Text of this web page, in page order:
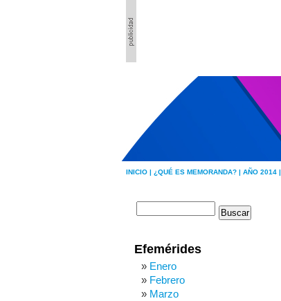
INICIO | ¿QUÉ ES MEMORANDA? | AÑO 2014 |
Efemérides
Enero
Febrero
Marzo